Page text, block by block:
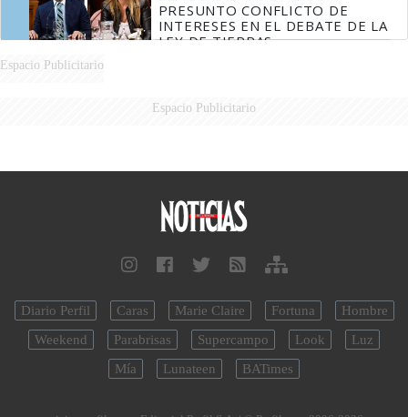
PRESUNTO CONFLICTO DE
INTERESES EN EL DEBATE DE LA
LEY DE TIERRAS
Espacio Publicitario
Espacio Publicitario
Diario Perfil Caras Marie Claire Fortuna
Hombre
Weekend
Parabrisas Supercampo Look
Luz
Mía
Lunateen BATimes